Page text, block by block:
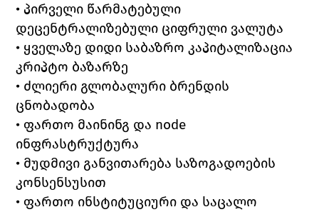
• პირველი წარმატებული
დეცენტრალიზებული ციფრული ვალუტა
• ყველაზე დიდი საბაზრო კაპიტალიზაცია
კრიპტო ბაზარზე
• ძლიერი გლობალური ბრენდის
ცნობადობა
• ფართო მაინინგ და node
ინფრასტრუქტურა
• მუდმივი განვითარება საზოგადოების
კონსენსუსით
• ფართო ინსტიტუციური და საცალო